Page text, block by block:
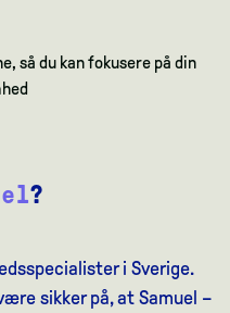
?
i Sverige.
sikker på, at Samuel –
så du kan fokusere på din